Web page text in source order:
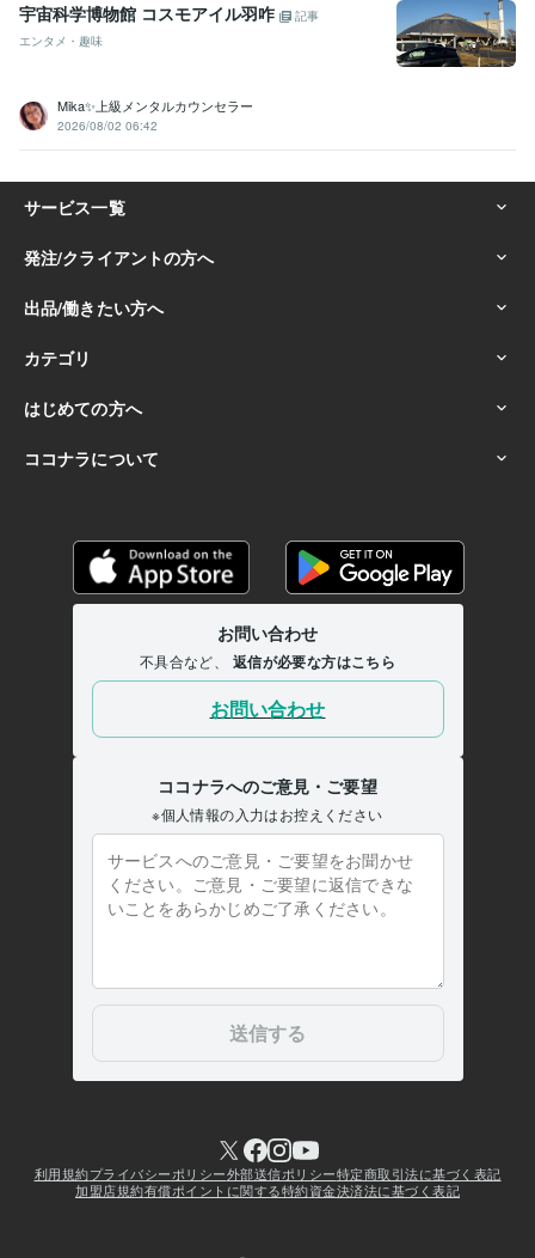
宇宙科学博物館 コスモアイル羽咋
記事
エンタメ・趣味
Mika✨上級メンタルカウンセラー
2026/08/02 06:42